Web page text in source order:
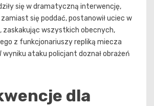
się w dramatyczną interwencję,
się poddać, postanowił uciec w
zaskakując wszystkich obecnych,
z funkcjonariuszy repliką miecza
wyniku ataku policjant doznał obrażeń
dla